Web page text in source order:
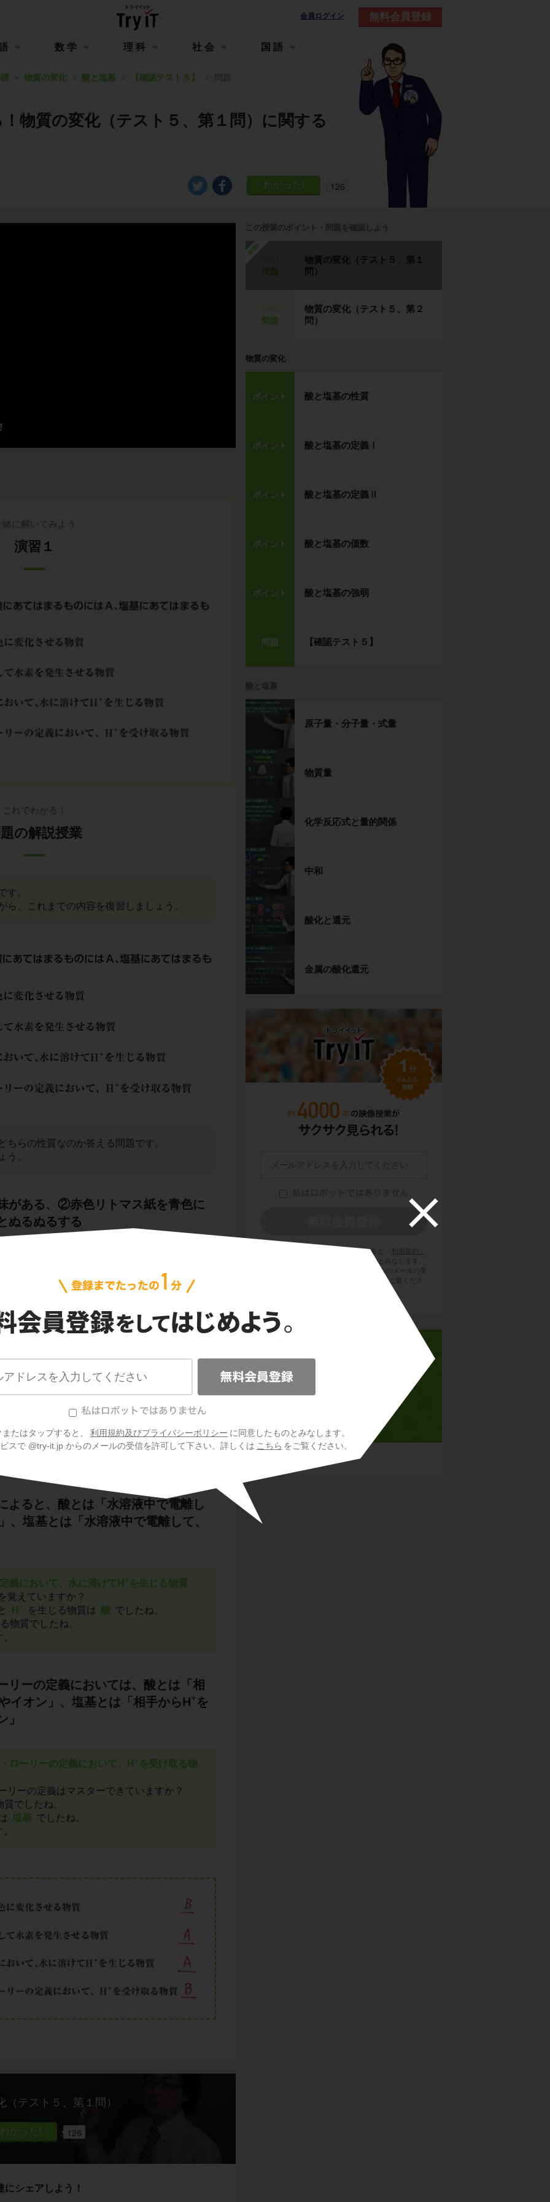
会員ログイン 無料会員登録
たはタップすると、 利用規約及びプライバシーポリシー に同意したものとみなします。
スで @try-it.jp からのメールの受信を許可して下さい。詳しくは こちら をご覧ください。
数学 理科 社会 国語
物質の変化 酸と塩基 【確認テスト５】 問題
物質の変化（テスト５、第１問）に関する
126
緒に解いてみよう
演習１
これでわかる！
の解説授業
す。
ら、これまでの内容を復習しましょう。
ちらの性質なのか答える問題です。
う。
がある、②赤色リトマス紙を青色に
ぬるぬるする
に変化させるのは、酸・塩基のどちらでした
て水素を発生させる
応して水素を発生させる物質
て水素を発生させるのは 酸でしたね。
よると、酸とは「水溶液中で電離し
、塩基とは「水溶液中で電離して、
義において、水に溶けてH + を生じる物質
覚えていますか？
H + を生じる物質は 酸 でしたね。
物質でしたね。
リーの定義においては、酸とは「相
イオン」、塩基とは「相手からH+を
」
ローリーの定義において、H + を受け取る物
リーの定義はマスターできていますか？
でしたね。
塩基 でしたね。
（テスト５、第１問）
126
にシェアしよう！
この授業のポイント・問題を確認しよう
勉強中
物質の変化（テスト５、第１
問）
問題
物質の変化（テスト５、第２
問）
物質の変化
ポイント 酸と塩基の性質
ポイント 酸と塩基の定義Ⅰ
ポイント 酸と塩基の定義Ⅱ
ポイント 酸と塩基の価数
ポイント 酸と塩基の強弱
問題 【確認テスト５】
酸と塩基
原子量・分子量・式量
物質量
化学反応式と量的関係
中和
酸化と還元
金属の酸化還元
会員登録をクリックまたはタップすると、
利用規約・
に同意したものとみなします。
ご利用のメールサービスで @try-it.jp からのメールの受
をご覧くださ
高校化学基礎